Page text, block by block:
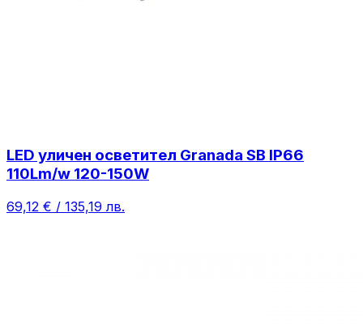
LED уличен осветител Granada SB IP66
110Lm/w 120-150W
69,12 € / 135,19 лв.